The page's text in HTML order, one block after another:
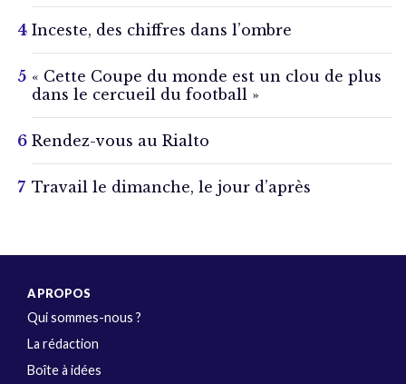
Inceste, des chiffres dans l’ombre
« Cette Coupe du monde est un clou de plus
dans le cercueil du football »
Rendez-vous au Rialto
Travail le dimanche, le jour d’après
A PROPOS
Qui sommes-nous ?
La rédaction
Boîte à idées